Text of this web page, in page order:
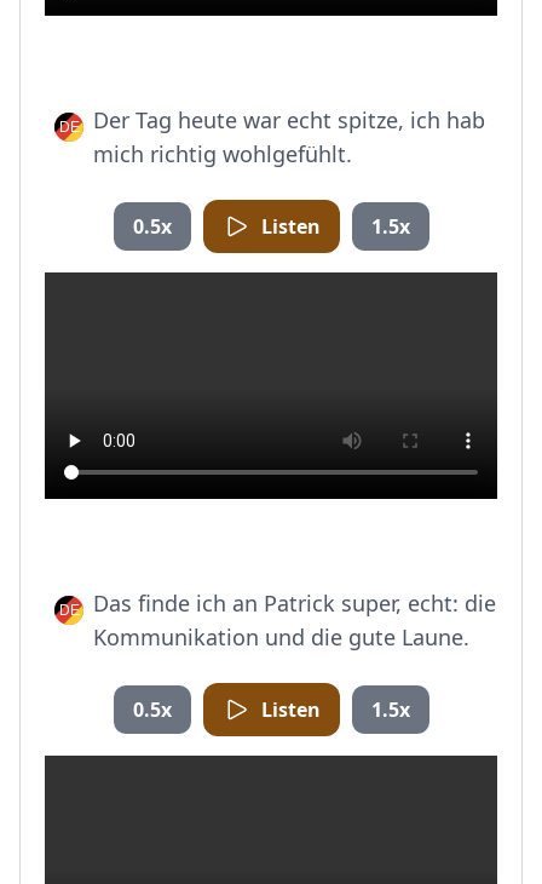
Der Tag heute war echt spitze, ich hab
mich richtig wohlgefühlt.
0.5x Listen 1.5x
Das finde ich an Patrick super, echt: die
Kommunikation und die gute Laune.
0.5x Listen 1.5x